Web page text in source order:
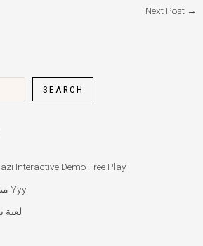
Next Post →
SEARCH
Interactive Demo Free Play
متى يفتح كازينو لبنان أبوابه Yyy
لعبة